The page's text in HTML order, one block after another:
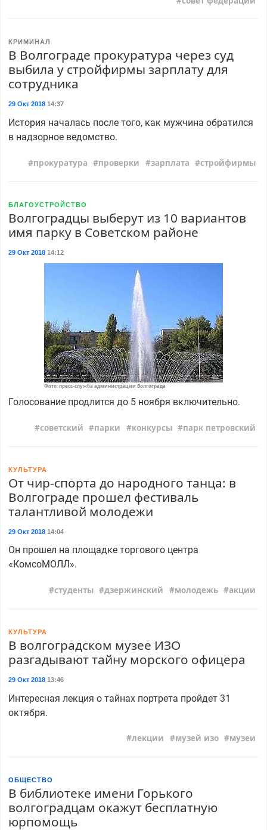
КРИМИНАЛ
В Волгограде прокуратура через суд
выбила у стройфирмы зарплату для
сотрудника
29 Окт 201814:37
История началась после того, как мужчина обратился
в надзорное ведомство.
прокуратура проверки зарплата стройфирмы
БЛАГОУСТРОЙСТВО
Волгоградцы выберут из 10 вариантов
имя парку в Советском районе
29 Окт 201814:12
Фото: пресс-служба администрации Волгограда
Голосование продлится до 5 ноября включительно.
советский парки конкурсы парк петровский
КУЛЬТУРА
От чир-спорта до народного танца: в
Волгограде прошел фестиваль
талантливой молодежи
29 Окт 201814:04
Он прошел на площадке торгового центра
«КомсоМОЛЛ».
студенты дзержинский молодежь акции
КУЛЬТУРА
В волгоградском музее ИЗО
разгадывают тайну морского офицера
29 Окт 201813:46
Интересная лекция о тайнах портрета пройдет 31
октября.
лекции музей изо музеи
ОБЩЕСТВО
В библиотеке имени Горького
волгоградцам окажут бесплатную
юрпомощь